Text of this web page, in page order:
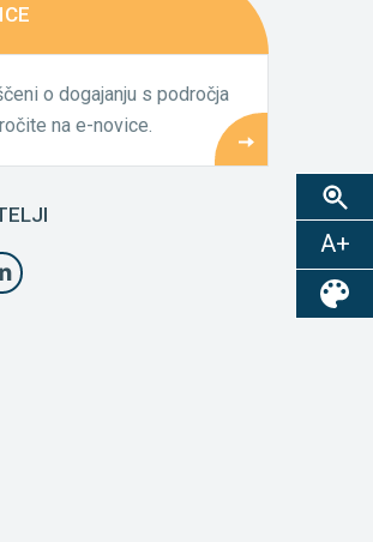
o dogajanju s področja
na e-novice.
A+